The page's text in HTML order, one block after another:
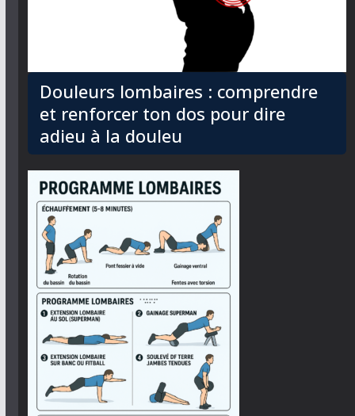
Douleurs lombaires : comprendre
et renforcer ton dos pour dire
adieu à la douleu